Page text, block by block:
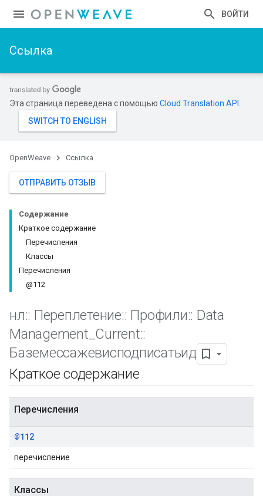
ВОЙТИ
Ссылка
Эта страница переведена с помощью Cloud Translation API
OpenWeave Ссылка
ОТПРАВИТЬ ОТЗЫВ
Содержание
Краткое содержание
Перечисления
Классы
Перечисления
@112
нл:: Переплетение:: Профили:: Data
Management Current::
Баземессажевисподписатьид
Краткое содержание
Перечисления
@112
перечисление
Классы